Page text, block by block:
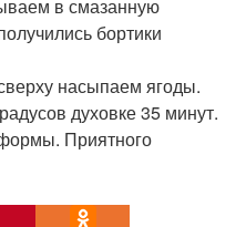
в смазанную
бортики
насыпаем ягоды.
духовке 35 минут.
Приятного